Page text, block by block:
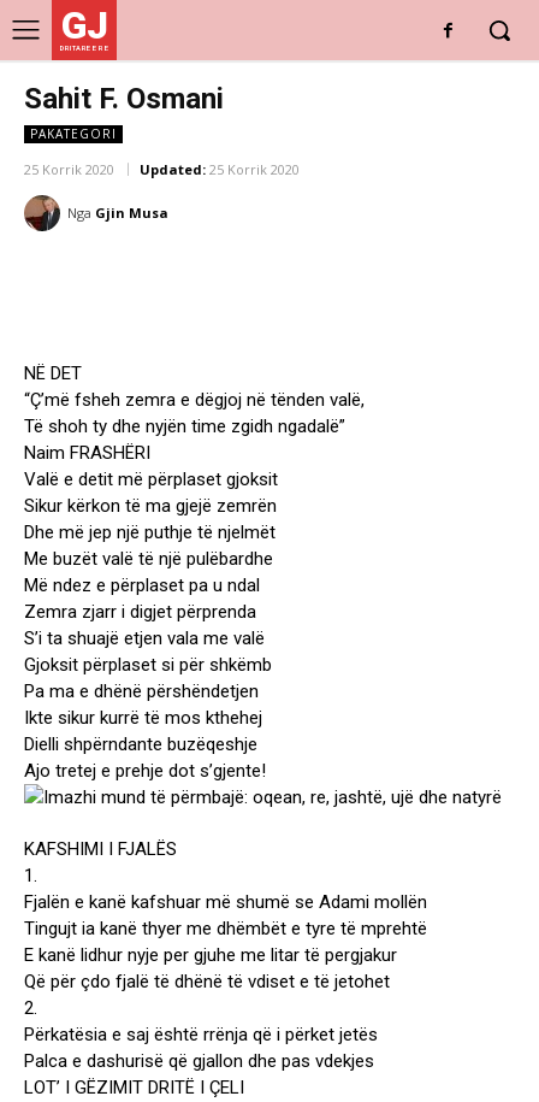
GJ
DRITARE E RE
Sahit F. Osmani
PAKATEGORI
25 Korrik 2020 Updated: 25 Korrik 2020
Nga Gjin Musa
NË DET
“Ç’më fsheh zemra e dëgjoj në tënden valë,
Të shoh ty dhe nyjën time zgidh ngadalë”
Naim FRASHËRI
Valë e detit më përplaset gjoksit
Sikur kërkon të ma gjejë zemrën
Dhe më jep një puthje të njelmët
Me buzët valë të një pulëbardhe
Më ndez e përplaset pa u ndal
Zemra zjarr i digjet përprenda
S’i ta shuajë etjen vala me valë
Gjoksit përplaset si për shkëmb
Pa ma e dhënë përshëndetjen
Ikte sikur kurrë të mos kthehej
Dielli shpërndante buzëqeshje
Ajo tretej e prehje dot s’gjente!
KAFSHIMI I FJALËS
1.
Fjalën e kanë kafshuar më shumë se Adami mollën
Tingujt ia kanë thyer me dhëmbët e tyre të mprehtë
E kanë lidhur nyje per gjuhe me litar të pergjakur
Që për çdo fjalë të dhënë të vdiset e të jetohet
2.
Përkatësia e saj është rrënja që i përket jetës
Palca e dashurisë që gjallon dhe pas vdekjes
LOT’ I GËZIMIT DRITË I ÇELI